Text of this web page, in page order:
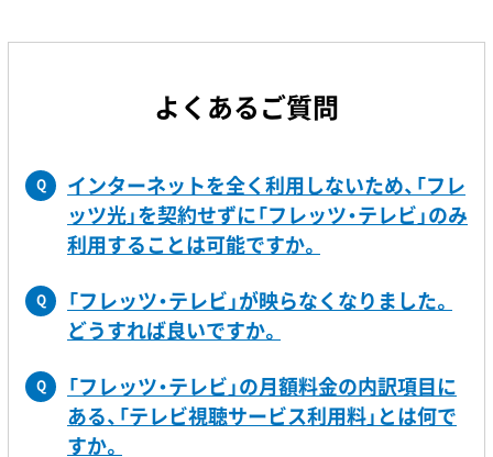
よくあるご質問
Q
インターネットを全く利用しないため、「フレ
ッツ光」を契約せずに「フレッツ・テレビ」のみ
利用することは可能ですか。
Q
「フレッツ・テレビ」が映らなくなりました。
どうすれば良いですか。
Q
「フレッツ・テレビ」の月額料金の内訳項目に
ある、「テレビ視聴サービス利用料」とは何で
すか。